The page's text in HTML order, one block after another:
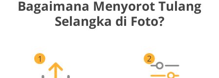
Bagaimana Menyorot Tulang
Selangka di Foto?